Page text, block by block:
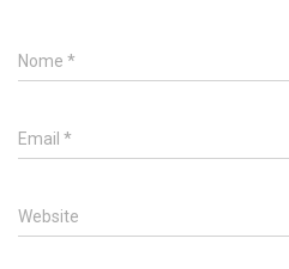
Nome *
Email *
Website